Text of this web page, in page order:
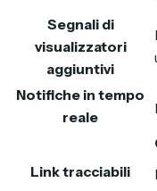
Segnali di
visualizzatori
aggiuntivi
Notifiche in tempo
reale
Link tracciabili